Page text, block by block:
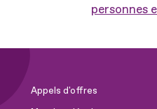
personnes
Appels d'offres